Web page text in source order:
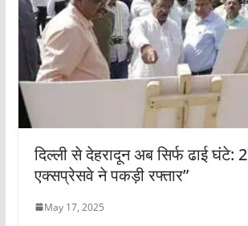
दिल्ली से देहरादून अब सिर्फ ढाई घंटे:
एक्सप्रेसवे ने पकड़ी रफ्तार”
May 17, 2025